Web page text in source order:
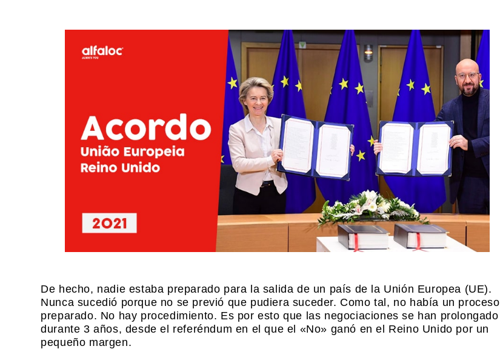
De hecho, nadie estaba preparado para la salida de un país de la Unión Europea (UE).
Nunca sucedió porque no se previó que pudiera suceder. Como tal, no había un proceso
preparado. No hay procedimiento. Es por esto que las negociaciones se han prolongado
durante 3 años, desde el referéndum en el que el «No» ganó en el Reino Unido por un
pequeño margen.